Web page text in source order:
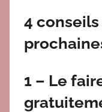
4
1 – Le